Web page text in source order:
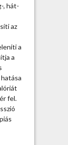
, hát-
az
a
a
fel.